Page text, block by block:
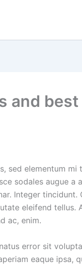
and
sed elementum mi
sodales augue a
Integer tincidunt.
eleifend tellus.
ac, enim.
error sit
eaque ipsa,